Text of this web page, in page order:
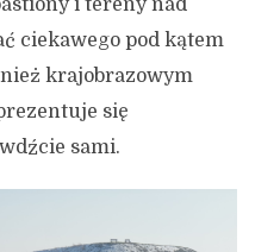
ciekawego pod kątem
krajobrazowym
się
sami.